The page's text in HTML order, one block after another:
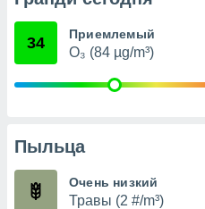
выбора
34 Приемлемый
O₃ (84 µg/m³)
Пыльца
Очень низкий
Травы (2 #/m³)